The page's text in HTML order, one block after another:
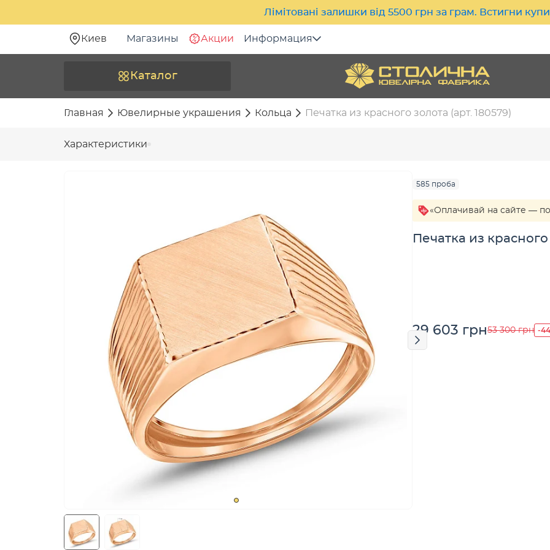
Лімітовані залишки від 5500 грн за грам. Встигни
Киев Магазины Акции Информация
Каталог
Главная Ювелирные украшения Кольца Печатка из красного золота (арт. 180579)
Характеристики
585 проба
«Оплачивай на сайте —
Печатка из красного
29 603 грн53 300 грн -